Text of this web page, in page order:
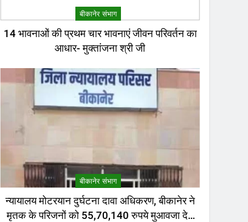
बीकानेर संभाग
14 भावनाओं की प्रथम चार भावनाएं जीवन परिवर्तन का
आधार- मुक्तांजना श्री जी
बीकानेर संभाग
न्यायालय मोटरयान दुर्घटना दावा अधिकरण, बीकानेर ने
मृतक के परिजनों को 55,70,140 रुपये मुआवजा देने